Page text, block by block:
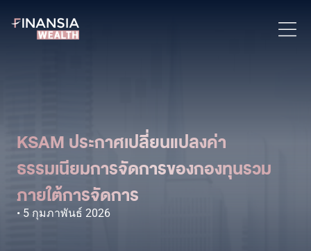
KSAM ประกาศเปลี่ยนแปลงค่า
ธรรมเนียมการจัดการของกองทุนรวม
ภายใต้การจัดการ
5 กุมภาพันธ์ 2026